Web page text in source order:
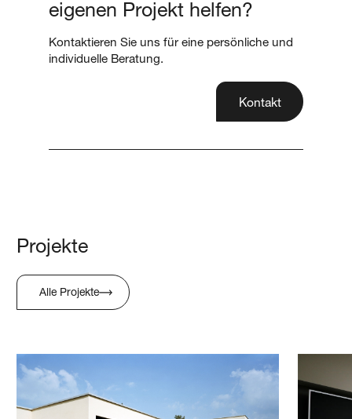
eigenen Projekt helfen?
Kontaktieren Sie uns für eine persönliche und
individuelle Beratung.
Kontakt
Projekte
Alle Projekte